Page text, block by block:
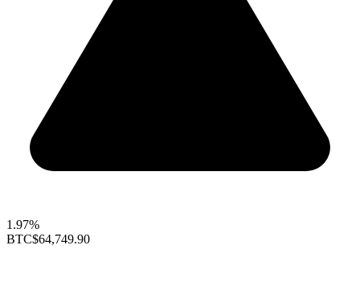
1.97%
BTC$64,749.90